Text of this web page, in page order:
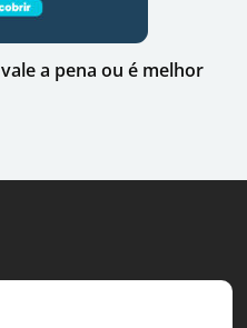
a pena ou é melhor